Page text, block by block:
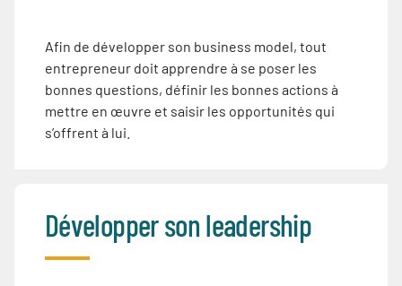
Afin de développer son business model, tout
entrepreneur doit apprendre à se poser les
bonnes questions, définir les bonnes actions à
mettre en œuvre et saisir les opportunités qui
s’offrent à lui.
Développer son leadership